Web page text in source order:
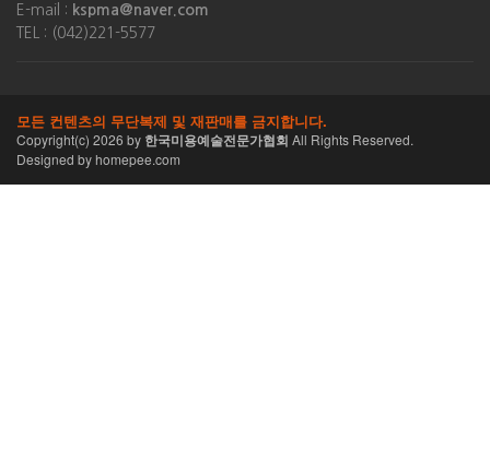
E-mail : kspma@naver.com
TEL : (042)221-5577
모든 컨텐츠의 무단복제 및 재판매를 금지합니다.
Copyright(c) 2026 by 한국미용예술전문가협회 All Rights Reserved.
Designed by homepee.com